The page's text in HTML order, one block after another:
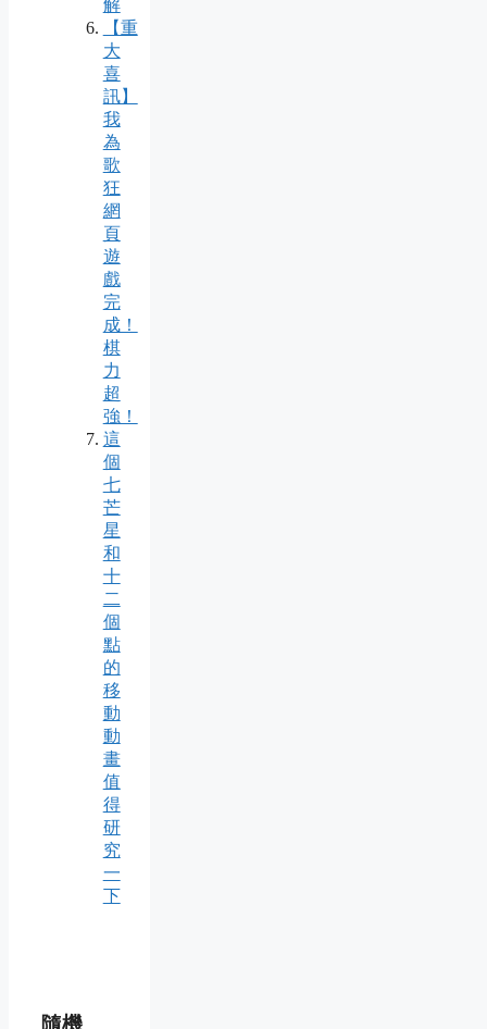
解
【重
大
喜
訊】
我
為
歌
狂
網
頁
遊
戲
完
成！
棋
力
超
強！
這
個
七
芒
星
和
十
二
個
點
的
移
動
動
畫
值
得
研
究
一
下